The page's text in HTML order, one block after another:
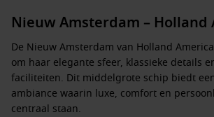
Nieuw Amsterdam – Holland
De Nieuw Amsterdam van Holland
om haar elegante sfeer, klassieke details
faciliteiten. Dit middelgrote schip biedt
ambiance waarin luxe, comfort en
centraal staan.